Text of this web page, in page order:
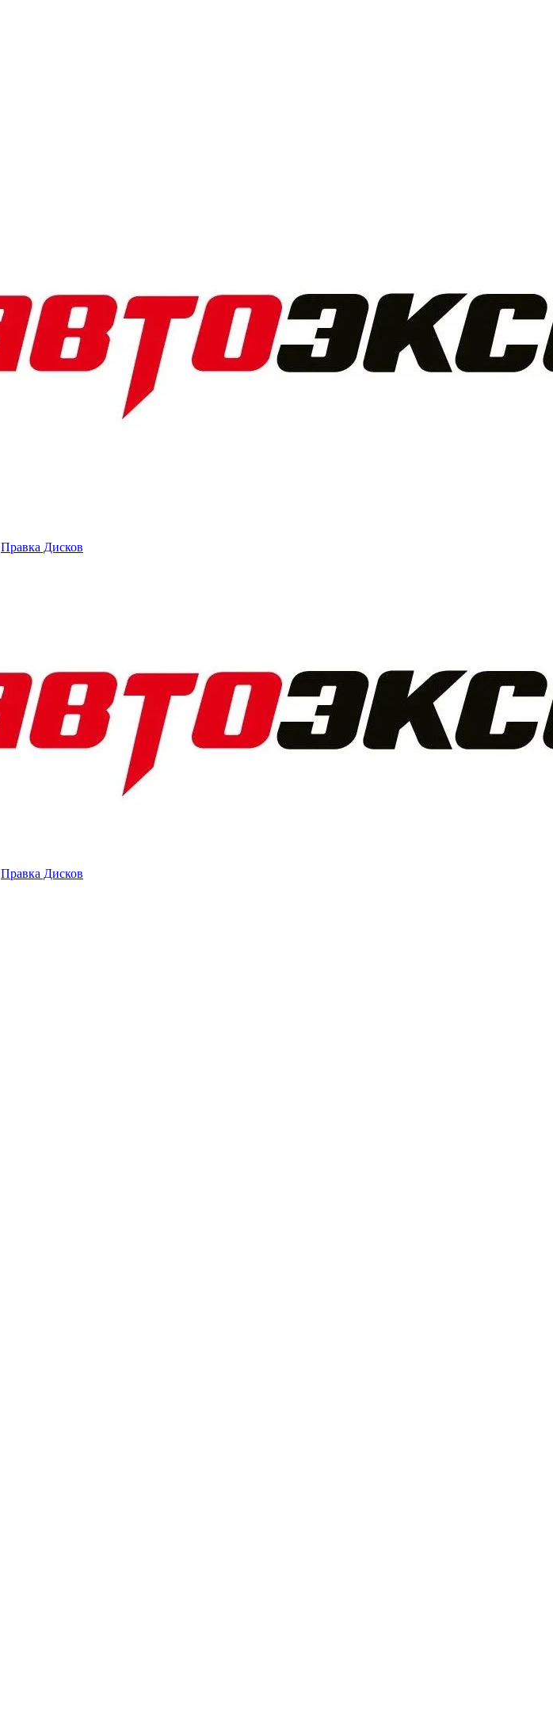
Правка Дисков
Правка Дисков